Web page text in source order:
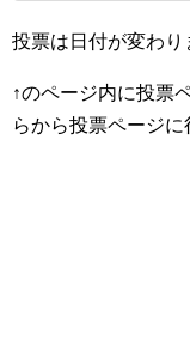
投票は日付が変わり
↑のページ内に投票
らから投票ページ